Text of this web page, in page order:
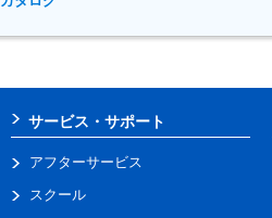
サービス・サポート
アフターサービス
スクール